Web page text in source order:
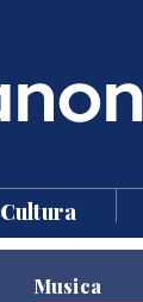
Cultura
Musica